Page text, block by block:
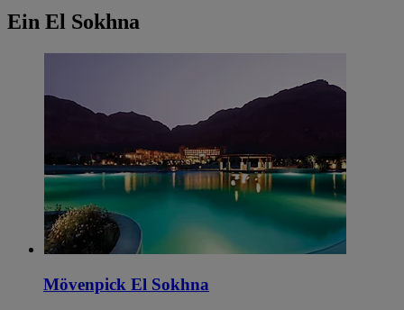
Ein El Sokhna
Mövenpick El Sokhna